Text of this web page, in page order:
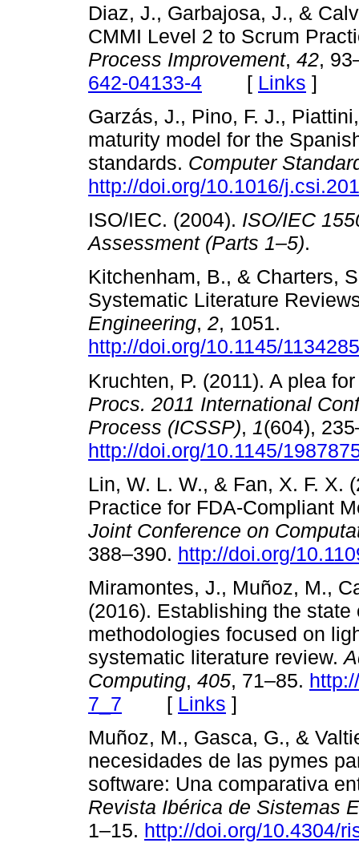
Diaz, J., Garbajosa, J., &
CMMI Level 2 to Scrum
Process Improvement, 42,
642-04133-4 [ Links ]
Garzás, J., Pino, F. J.,
maturity model for the
standards. Computer
http://doi.org/10.1016/
ISO/IEC. (2004). ISO/IEC
Assessment (Parts 1–5).
Kitchenham, B., & Charters,
Systematic Literature
Engineering, 2, 1051.
http://doi.org/10.1145/
Kruchten, P. (2011). A plea
Procs. 2011 International
Process (ICSSP), 1(604),
http://doi.org/10.1145/
Lin, W. L. W., & Fan, X. F. X.
Practice for FDA-Compliant
Joint Conference on
388–390. http://doi.org/
Miramontes, J., Muñoz, M.,
(2016). Establishing the
methodologies focused on
systematic literature review.
Computing, 405, 71–85.
7_7 [ Links ]
Muñoz, M., Gasca, G., &
necesidades de las pymes
software: Una comparativa
Revista Ibérica de Sistemas
1–15. http://doi.org/10.4304/